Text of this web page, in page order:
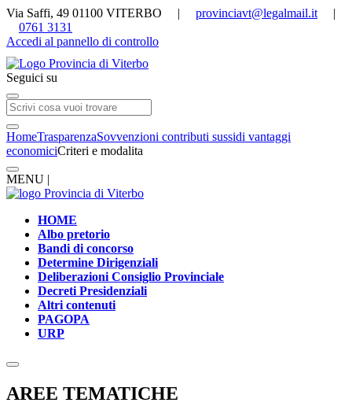
Via Saffi, 49 01100 VITERBO | provinciavt@legalmail.it |
0761 3131
Accedi al pannello di controllo
Seguici su
HomeTrasparenzaSovvenzioni contributi sussidi vantaggi
economiciCriteri e modalita
MENU |
HOME
Albo pretorio
Bandi di concorso
Determine Dirigenziali
Deliberazioni Consiglio Provinciale
Decreti Presidenziali
Altri contenuti
PAGOPA
URP
AREE TEMATICHE